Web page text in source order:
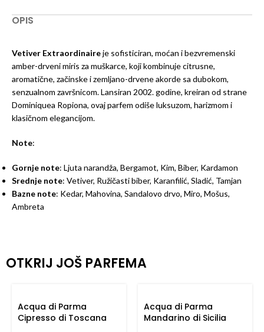
OPIS
Vetiver Extraordinaireje sofisticiran, moćan i bezvremenski
amber-drveni miris za muškarce, koji kombinuje citrusne,
aromatične, začinske i zemljano-drvene akorde sa dubokom,
senzualnom završnicom. Lansiran 2002. godine, kreiran od strane
Dominiquea Ropiona, ovaj parfem odiše luksuzom, harizmom i
klasičnom elegancijom.
Note:
Gornje note: Ljuta narandža, Bergamot, Kim, Biber, Kardamon
Srednje note: Vetiver, Ružičasti biber, Karanfilić, Sladić, Tamjan
Bazne note: Kedar, Mahovina, Sandalovo drvo, Miro, Mošus,
Ambreta
OTKRIJ JOŠ PARFEMA
Acqua di Parma
Cipresso di Toscana
Acqua di Parma
Mandarino di Sicilia